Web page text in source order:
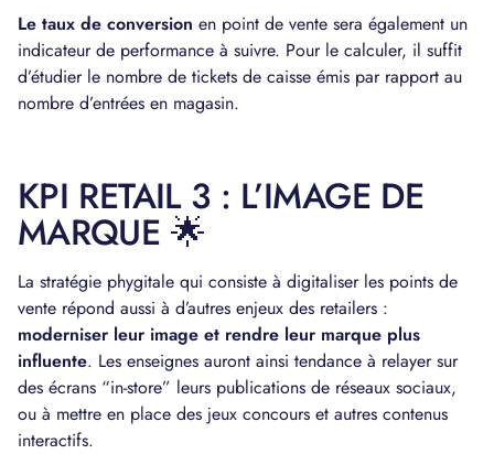
Le taux de conversion en point de vente sera également un
indicateur de performance à suivre. Pour le calculer, il suffit
d’étudier le nombre de tickets de caisse émis par rapport au
nombre d’entrées en magasin.
KPI RETAIL 3 : L’IMAGE DE
MARQUE 🌟
La stratégie phygitale qui consiste à digitaliser les points de
vente répond aussi à d’autres enjeux des retailers :
moderniser leur image et rendre leur marque plus
influente. Les enseignes auront ainsi tendance à relayer sur
des écrans “in-store” leurs publications de réseaux sociaux,
ou à mettre en place des jeux concours et autres contenus
interactifs.